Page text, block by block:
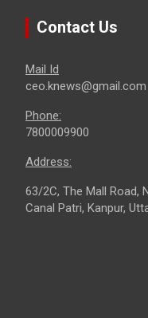
Contact Us
Mail Id
ceo.knews@gmail.com
Phone:
7800009900
Address:
63/2C, The Mall Road,
Canal Patri, Kanpur,